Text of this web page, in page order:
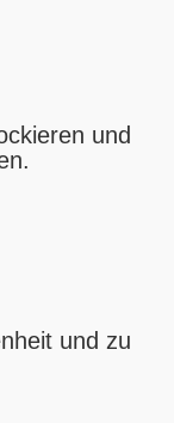
und
und zu